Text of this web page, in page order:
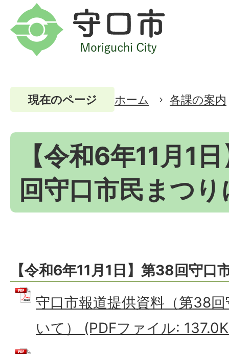
現在のページ ホーム 各課の案内
【令和6年11月1
回守口市民まつ
【令和6年11月1日】第38回守口
守口市報道提供資料（第38
いて） (PDFファイル: